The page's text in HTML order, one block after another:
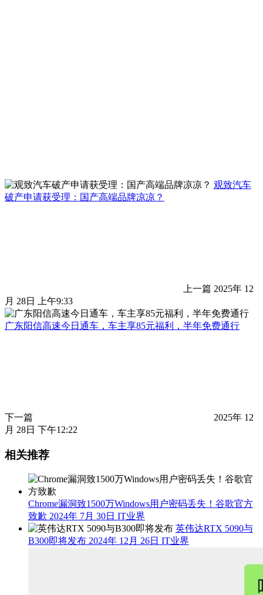
观致汽车
破产申请获受理：国产高端品牌凉凉？
上一篇 2025年 12
月 28日 上午9:33
广东阳信高速今日通车，车主享85元福利，半年免费通行
下一篇
2025年 12
月 28日 下午12:22
相关推荐
Chrome漏洞致1500万Windows用户密码丢失！谷歌官方
致歉 2024年 7月 30日 IT业界
英伟达RTX 5090与
B300即将发布 2024年 12月 26日 IT业界